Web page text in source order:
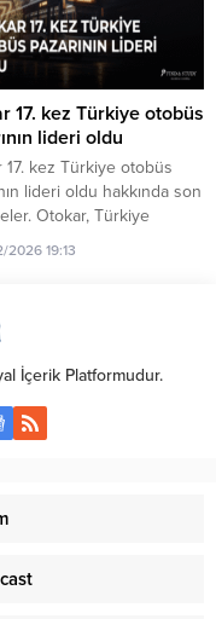
17. kez Türkiye otobüs
lideri oldu
17. kez Türkiye otobüs
lideri oldu hakkında son
Otokar, Türkiye
17. kez
ilan etti. Şirketin
odaklı yaklaşımıyla dikkat
2026 19:13
İçerik Platformudur.